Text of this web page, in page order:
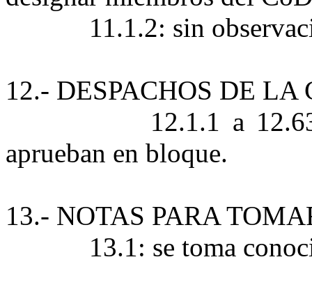
11.1.2: sin
12.- DESPACHOS DE
12.1.1 a
aprueban en bloque.
13.- NOTAS PARA
13.1: se toma